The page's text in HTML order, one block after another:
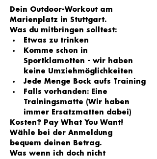
Dein Outdoor-Workout am
Marienplatz in Stuttgart.
Was du mitbringen solltest:
Etwas zu trinken
Komme schon in
Sportklamotten - wir haben
keine Umziehmöglichkeiten
Jede Menge Bock aufs Training
Falls vorhanden: Eine
Trainingsmatte (Wir haben
immer Ersatzmatten dabei)
Kosten? Pay What You Want!
Wähle bei der Anmeldung
bequem deinen Betrag.
Was wenn ich doch nicht